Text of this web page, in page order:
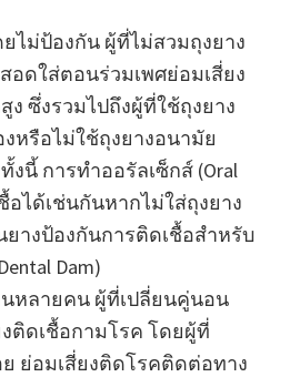
ไม่ป้องกัน ผู้ที่ไม่สวมถุงยาง
อดใส่ตอนร่วมเพศย่อมเสี่ยง
ง ซึ่งรวมไปถึงผู้ที่ใช้ถุงยาง
หรือไม่ใช้ถุงยางอนามัย
งนี้ การทำออรัลเซ็กส์ (Oral
อได้เช่นกันหากไม่ใส่ถุงยาง
างป้องกันการติดเชื้อสำหรับ
Dam)
หลายคน ผู้ที่เปลี่ยนคู่นอน
ติดเชื้อกามโรค โดยผู้ที่
ย่อมเสี่ยงติดโรคติดต่อทาง